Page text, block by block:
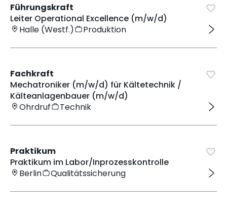
Führungskraft
Leiter Operational Excellence (m/w/d)
Halle (Westf.)
Produktion
Fachkraft
Mechatroniker (m/w/d) für Kältetechnik /
Kälteanlagenbauer (m/w/d)
Ohrdruf
Technik
Praktikum
Praktikum im Labor/Inprozesskontrolle
Berlin
Qualitätssicherung